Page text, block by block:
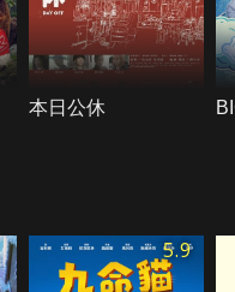
本日公休
5.9